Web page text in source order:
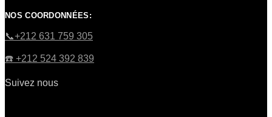
NOS COORDONNÉES:
​📞+212 631 759 305
☎️​ +212 524 392 839
Suivez nous